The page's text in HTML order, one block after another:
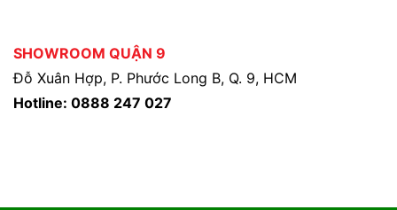
SHOWROOM QUẬN 9
Đỗ Xuân Hợp, P. Phước Long B, Q. 9, HCM
Hotline: 0888 247 027